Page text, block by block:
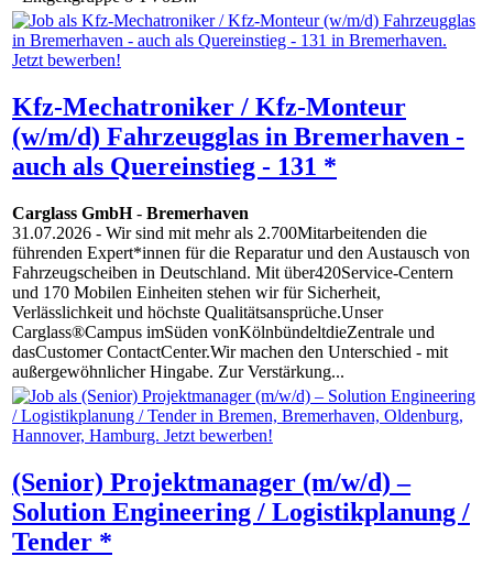
Kfz-Mechatroniker / Kfz-Monteur
(w/m/d) Fahrzeugglas in Bremerhaven -
auch als Quereinstieg - 131 *
Carglass GmbH- Bremerhaven
31.07.2026 - Wir sind mit mehr als 2.700Mitarbeitenden die
führenden Expert*innen für die Reparatur und den Austausch von
Fahrzeugscheiben in Deutschland. Mit über420Service-Centern
und 170 Mobilen Einheiten stehen wir für Sicherheit,
Verlässlichkeit und höchste Qualitätsansprüche.Unser
Carglass®Campus imSüden vonKölnbündeltdieZentrale und
dasCustomer ContactCenter.Wir machen den Unterschied - mit
außergewöhnlicher Hingabe. Zur Verstärkung...
(Senior) Projektmanager (m/w/d) –
Solution Engineering / Logistikplanung /
Tender *